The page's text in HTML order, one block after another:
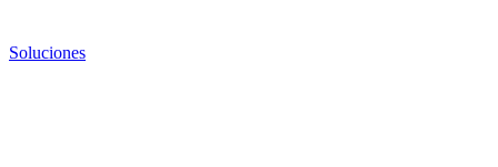
Soluciones